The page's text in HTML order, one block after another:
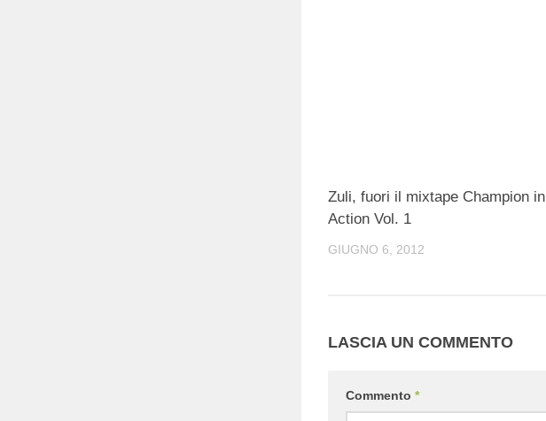
Zuli, fuori il mixtape Champion in
Action Vol. 1
GIUGNO 6, 2012
LASCIA UN COMMENTO
Commento *